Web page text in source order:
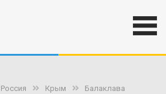
Россия Крым
Балаклава